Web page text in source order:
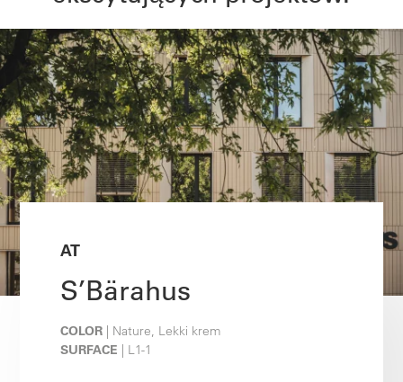
AT
S’Bärahus
COLOR | Nature, Lekki krem
SURFACE | L1-1